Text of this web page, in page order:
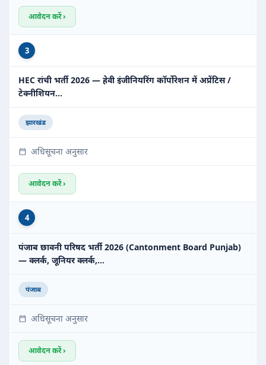
आवेदन करें ›
3
HEC रांची भर्ती 2026 — हेवी इंजीनियरिंग कॉर्पोरेशन में अप्रेंटिस /
टेक्नीशियन…
झारखंड
अधिसूचना अनुसार
आवेदन करें ›
4
पंजाब छावनी परिषद भर्ती 2026 (Cantonment Board Punjab)
— क्लर्क, जूनियर क्लर्क,…
पंजाब
अधिसूचना अनुसार
आवेदन करें ›